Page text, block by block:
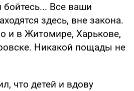
бойтесь... Все ваши
здесь, вне закона.
и в Житомире, Харькове,
Никакой пощады не
что детей и вдову